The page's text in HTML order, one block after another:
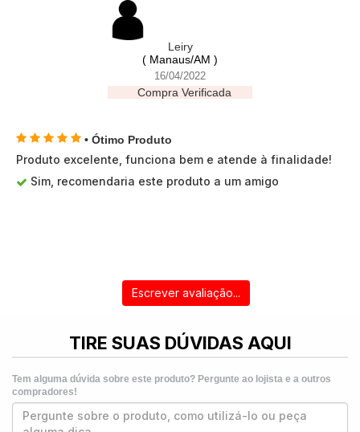
Leiry
( Manaus/AM )
16/04/2022
Compra Verificada
• Ótimo Produto
Produto excelente, funciona bem e atende à finalidade!
Sim, recomendaria este produto a um amigo
Escrever avaliação...
TIRE SUAS DÚVIDAS AQUI
Tem alguma dúvida sobre este produto? Pergunte ao lojista e a outros
compradores!